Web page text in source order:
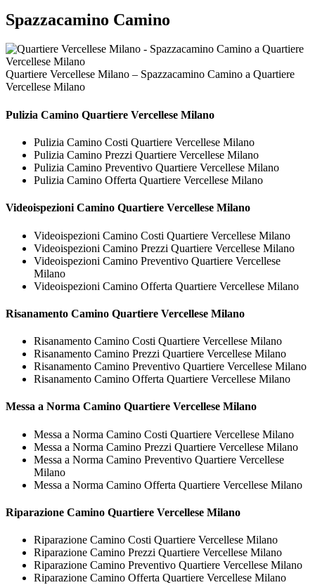
Spazzacamino Camino
Quartiere Vercellese Milano – Spazzacamino Camino a Quartiere
Vercellese Milano
Pulizia Camino Quartiere Vercellese Milano
Pulizia Camino Costi Quartiere Vercellese Milano
Pulizia Camino Prezzi Quartiere Vercellese Milano
Pulizia Camino Preventivo Quartiere Vercellese Milano
Pulizia Camino Offerta Quartiere Vercellese Milano
Videoispezioni Camino Quartiere Vercellese Milano
Videoispezioni Camino Costi Quartiere Vercellese Milano
Videoispezioni Camino Prezzi Quartiere Vercellese Milano
Videoispezioni Camino Preventivo Quartiere Vercellese
Milano
Videoispezioni Camino Offerta Quartiere Vercellese Milano
Risanamento Camino Quartiere Vercellese Milano
Risanamento Camino Costi Quartiere Vercellese Milano
Risanamento Camino Prezzi Quartiere Vercellese Milano
Risanamento Camino Preventivo Quartiere Vercellese Milano
Risanamento Camino Offerta Quartiere Vercellese Milano
Messa a Norma Camino Quartiere Vercellese Milano
Messa a Norma Camino Costi Quartiere Vercellese Milano
Messa a Norma Camino Prezzi Quartiere Vercellese Milano
Messa a Norma Camino Preventivo Quartiere Vercellese
Milano
Messa a Norma Camino Offerta Quartiere Vercellese Milano
Riparazione Camino Quartiere Vercellese Milano
Riparazione Camino Costi Quartiere Vercellese Milano
Riparazione Camino Prezzi Quartiere Vercellese Milano
Riparazione Camino Preventivo Quartiere Vercellese Milano
Riparazione Camino Offerta Quartiere Vercellese Milano